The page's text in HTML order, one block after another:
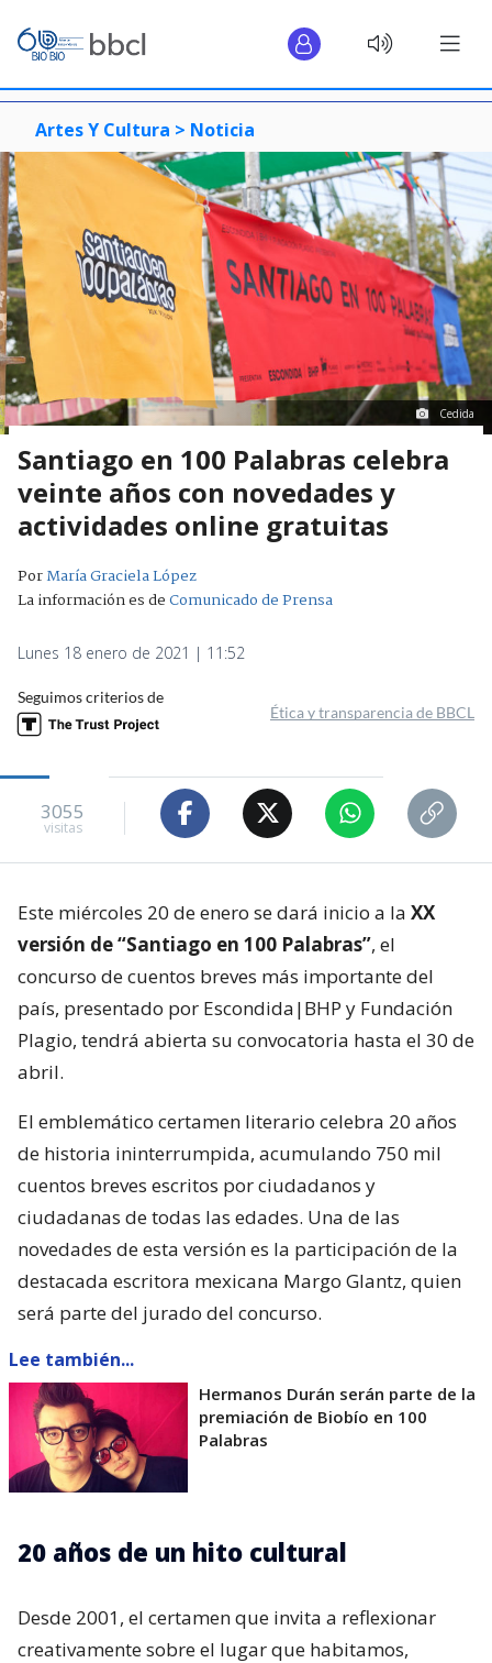
Artes Y Cultura > Noticia
Cedida
Santiago en 100 Palabras celebra
veinte años con novedades y
actividades online gratuitas
PorMaría Graciela López
La información es deComunicado de Prensa
Lunes 18 enero de 2021 | 11:52
Seguimos criterios de
Ética y transparencia de BBCL
3055
visitas
Este miércoles 20 de enero se dará inicio a la XX
versión de “Santiago en 100 Palabras”, el
concurso de cuentos breves más importante del
país, presentado por Escondida|BHP y Fundación
Plagio, tendrá abierta su convocatoria hasta el 30 de
abril.
El emblemático certamen literario celebra 20 años
de historia ininterrumpida, acumulando 750 mil
cuentos breves escritos por ciudadanos y
ciudadanas de todas las edades. Una de las
novedades de esta versión es la participación de la
destacada escritora mexicana Margo Glantz, quien
será parte del jurado del concurso.
Lee también...
Hermanos Durán serán parte de la
premiación de Biobío en 100
Palabras
20 años de un hito cultural
Desde 2001, el certamen que invita a reflexionar
creativamente sobre el lugar que habitamos,